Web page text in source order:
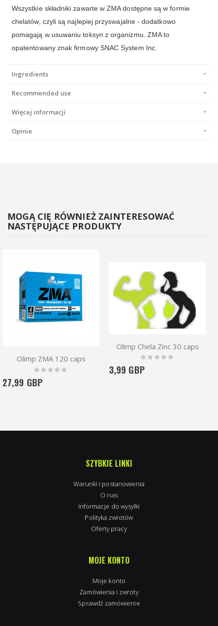
Wszystkie składniki zawarte w ZMA dostępne są w formie
chelatów, czyli są najlepiej przyswajalne - dodatkowo
pomagają w usuwaniu toksyn z organizmu. ZMA to
opatentowany znak firmowy SNAC System Inc.
Ingredients
Recommended use
Więcej informacji
Opinie
MOGĄ CIĘ RÓWNIEŻ ZAINTERESOWAĆ
NASTĘPUJĄCE PRODUKTY
Olimp ZMA 120 caps
Rating:
0%
27,99 GBP
Olimp Chela Zinc 30 caps
Rating:
0%
3,99 GBP
SZYBKIE LINKI
Warunki i postanowienia
O nas
Informacje do wysyłki
Polityka zwrotów
Oferty pracy
MOJE KONTO
Moje konto
Zamówienia i zwroty
Sprawdź zamówienie